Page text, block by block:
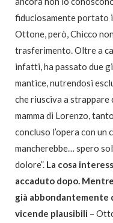
fiduciosamente portato
Ottone, però, Chicco
trasferimento. Oltre a
infatti, ha passato due
mantice, nutrendosi
che riusciva a strappare
mamma di Lorenzo,
concluso l’opera con un
mancherebbe… spero
dolore”. La cosa
accaduto dopo.
già abbondantemente
vicende plausibili –